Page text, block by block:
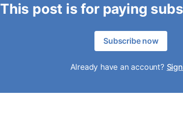
This post is for paying
Subscribe now
Already have an account?